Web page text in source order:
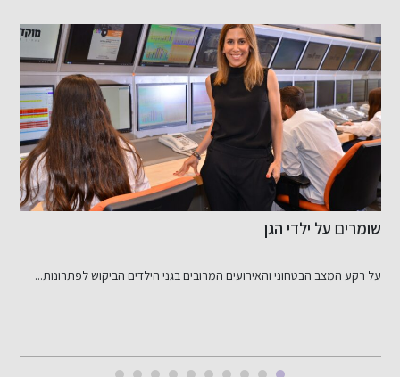
אליאור אליהו לגזיאל , ישי חזיזה, שגיא אלטרמן ואופק דוד...